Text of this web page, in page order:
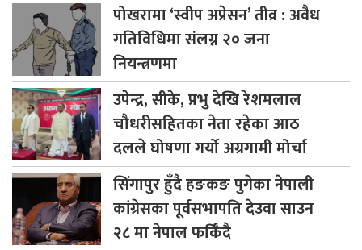
पोखरामा‘स्वीप अप्रेसन’ तीव्र : अवैध
गतिविधिमा संलग्न २० जना
नियन्त्रणमा
उपेन्द्र,सीके, प्रभु देखि रेशमलाल
चौधरीसहितका नेता रहेका आठ
दलले घोषणा गर्यो अग्रगामी मोर्चा
सिंगापुरहुँदै हङकङ पुगेका नेपाली
कांग्रेसका पूर्वसभापति देउवा साउन
२८ मा नेपाल फर्किँदै